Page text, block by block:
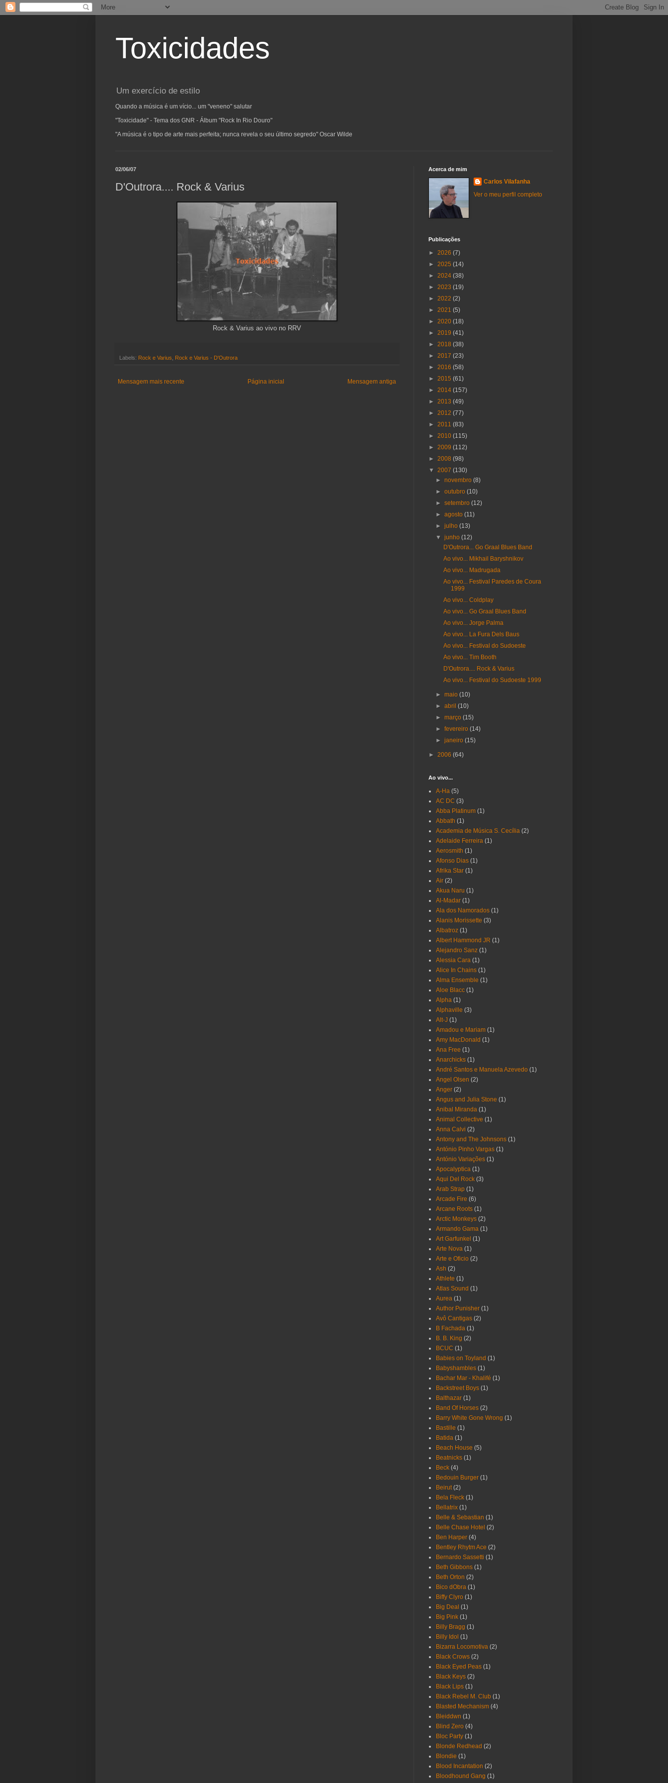
Toxicidades
Um exercício de estilo
Quando a música é um vício... um "veneno" salutar
"Toxicidade" - Tema dos GNR - Álbum "Rock In Rio Douro"
"A música é o tipo de arte mais perfeita; nunca revela o seu último segredo" Oscar Wilde
02/06/07
D'Outrora.... Rock & Varius
Rock & Varius ao vivo no RRV
Labels: Rock e Varius Rock e Varius - D'Outrora
Mensagem mais recente Mensagem antiga
Página inicial
Acerca de mim
Carlos Vilafanha
Ver o meu perfil completo
Publicações
► 2026 (7)
► 2025 (14)
► 2024 (38)
► 2023 (19)
► 2022 (2)
► 2021 (5)
► 2020 (18)
► 2019 (41)
► 2018 (38)
► 2017 (23)
► 2016 (58)
► 2015 (61)
► 2014 (157)
► 2013 (49)
► 2012 (77)
► 2011 (83)
► 2010 (115)
► 2009 (112)
► 2008 (98)
▼ 2007 (130)
►novembro(8)
►outubro(10)
►setembro(12)
►agosto(11)
►julho(13)
▼junho(12)
D'Outrora... Go Graal Blues Band
Ao vivo... Mikhail Baryshnikov
Ao vivo... Madrugada
Ao vivo... Festival Paredes de Coura
1999
Ao vivo... Coldplay
Ao vivo... Go Graal Blues Band
Ao vivo... Jorge Palma
Ao vivo... La Fura Dels Baus
Ao vivo... Festival do Sudoeste
Ao vivo... Tim Booth
D'Outrora.... Rock & Varius
Ao vivo... Festival do Sudoeste 1999
►maio(10)
►abril(10)
►março(15)
►fevereiro(14)
►janeiro(15)
► 2006 (64)
Ao vivo...
A-Ha (5)
AC DC (3)
Abba Platinum (1)
Abbath (1)
Academia de Música S. Cecília (2)
Adelaide Ferreira (1)
Aerosmith (1)
Afonso Dias (1)
Afrika Star (1)
Air (2)
Akua Naru (1)
Al-Madar (1)
Ala dos Namorados (1)
Alanis Morissette (3)
Albatroz (1)
Albert Hammond JR (1)
Alejandro Sanz (1)
Alessia Cara (1)
Alice In Chains (1)
Alma Ensemble (1)
Aloe Blacc (1)
Alpha (1)
Alphaville (3)
Alt-J (1)
Amadou e Mariam (1)
Amy MacDonald (1)
Ana Free (1)
Anarchicks (1)
André Santos e Manuela Azevedo (1)
Angel Olsen (2)
Anger (2)
Angus and Julia Stone (1)
Anibal Miranda (1)
Animal Collective (1)
Anna Calvi (2)
Antony and The Johnsons (1)
António Pinho Vargas (1)
António Variações (1)
Apocalyptica (1)
Aqui Del Rock (3)
Arab Strap (1)
Arcade Fire (6)
Arcane Roots (1)
Arctic Monkeys (2)
Armando Gama (1)
Art Garfunkel (1)
Arte Nova (1)
Arte e Oficio (2)
Ash (2)
Athlete (1)
Atlas Sound (1)
Aurea (1)
Author Punisher (1)
Avô Cantigas (2)
B Fachada (1)
B. B. King (2)
BCUC (1)
Babies on Toyland (1)
Babyshambles (1)
Bachar Mar - Khalifé (1)
Backstreet Boys (1)
Balthazar (1)
Band Of Horses (2)
Barry White Gone Wrong (1)
Bastille (1)
Batida (1)
Beach House (5)
Beatnicks (1)
Beck (4)
Bedouin Burger (1)
Beirut (2)
Bela Fleck (1)
Bellatrix (1)
Belle & Sebastian (1)
Belle Chase Hotel (2)
Ben Harper (4)
Bentley Rhytm Ace (2)
Bernardo Sassetti (1)
Beth Gibbons (1)
Beth Orton (2)
Bico dObra (1)
Biffy Clyro (1)
Big Deal (1)
Big Pink (1)
Billy Bragg (1)
Billy Idol (1)
Bizarra Locomotiva (2)
Black Crows (2)
Black Eyed Peas (1)
Black Keys (2)
Black Lips (1)
Black Rebel M. Club (1)
Blasted Mechanism (4)
Bleiddwn (1)
Blind Zero (4)
Bloc Party (1)
Blonde Redhead (2)
Blondie (1)
Blood Incantation (2)
Bloodhound Gang (1)